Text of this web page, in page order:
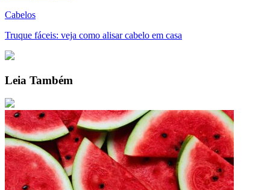
Cabelos
Truque fáceis: veja como alisar cabelo em casa
Leia Também